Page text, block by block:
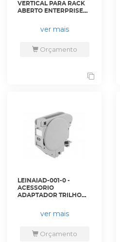
VERTICAL PARA RACK
ABERTO ENTERPRISE
ver mais
Orçamento
LEINAIAD-001-0 -
ACESSORIO
ADAPTADOR TRILHO
35050362 - LIGHTERA
ver mais
Orçamento